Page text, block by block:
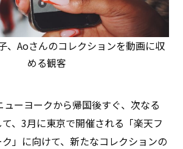
、Aoさんのコレクションを動画に収
める観客
ューヨークから帰国後すぐ、次なる
、3月に東京で開催される「楽天フ
」に向けて、新たなコレクションの